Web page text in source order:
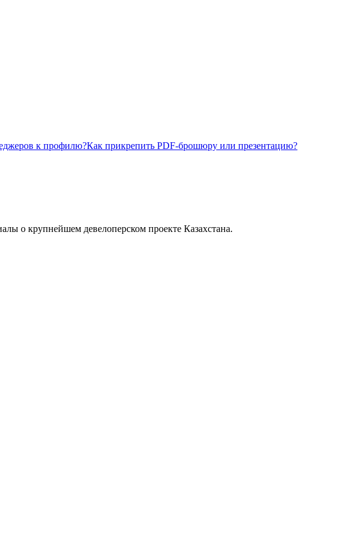
к профилю?Как прикрепить PDF-брошюру или презентацию?
о крупнейшем девелоперском проекте Казахстана.